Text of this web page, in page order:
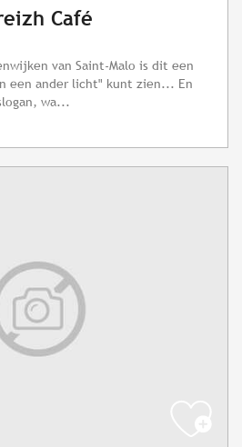
Café
van Saint-Malo is dit een
een ander licht" kunt zien... En
wa...